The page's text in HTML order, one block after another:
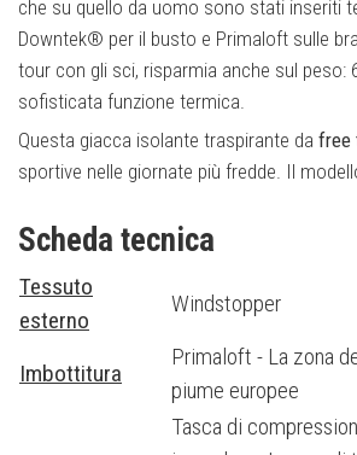
che su quello da uomo sono stati inseriti
Downtek® per il busto e Primaloft sulle
tour con gli sci, risparmia anche sul peso:
sofisticata funzione termica.
Questa giacca isolante traspirante da free
sportive nelle giornate più fredde. Il
Esaminando le caratteristiche salta subito
Gore Windstopper Active
soprattutto durante le salite, quando si
Inoltre la zona del torace è isolata con 750
soprattutto le aree più sensibili al freddo.
un effetto idrorepellente, così il piumino
Sulle braccia e sul cappuccio c‘è
Scheda tecnica
Tessuto
esterno
Windstopper
Imbottitura
Primaloft - La zona
piume europee
Tasca di